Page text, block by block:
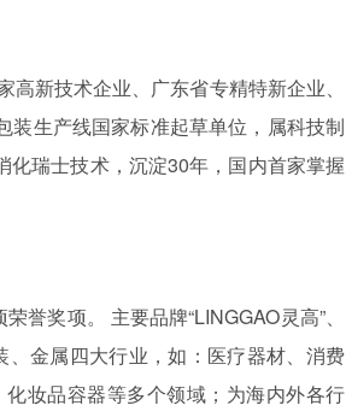
高新技术企业、广东省专精特新企业、
装生产线国家标准起草单位，属科技制
瑞士技术，沉淀30年，国内首家掌握
奖项。 主要品牌“LINGGAO灵高”、
、金属四大行业，如：医疗器材、消费
妆品容器等多个领域；为海内外各行